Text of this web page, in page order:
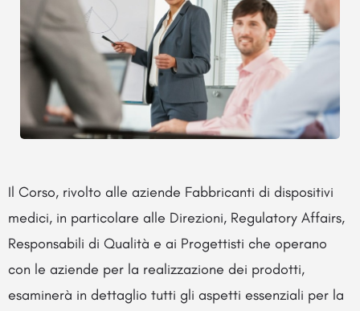
Il Corso, rivolto alle aziende Fabbricanti di dispositivi
medici, in particolare alle Direzioni, Regulatory Affairs,
Responsabili di Qualità e ai Progettisti che operano
con le aziende per la realizzazione dei prodotti,
esaminerà in dettaglio tutti gli aspetti essenziali per la